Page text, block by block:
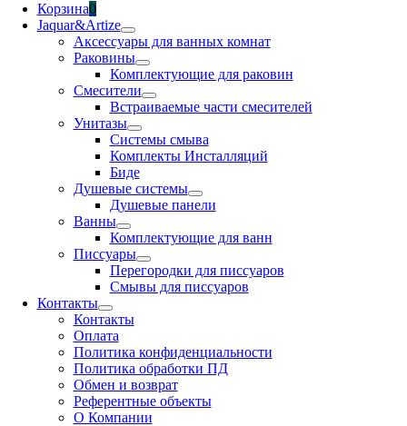
Корзина0
Jaquar&Artize
Аксессуары для ванных комнат
Раковины
Комплектующие для раковин
Смесители
Встраиваемые части смесителей
Унитазы
Системы смыва
Комплекты Инсталляций
Биде
Душевые системы
Душевые панели
Ванны
Комплектующие для ванн
Писсуары
Перегородки для писсуаров
Смывы для писсуаров
Контакты
Контакты
Оплата
Политика конфиденциальности
Политика обработки ПД
Обмен и возврат
Референтные объекты
О Компании